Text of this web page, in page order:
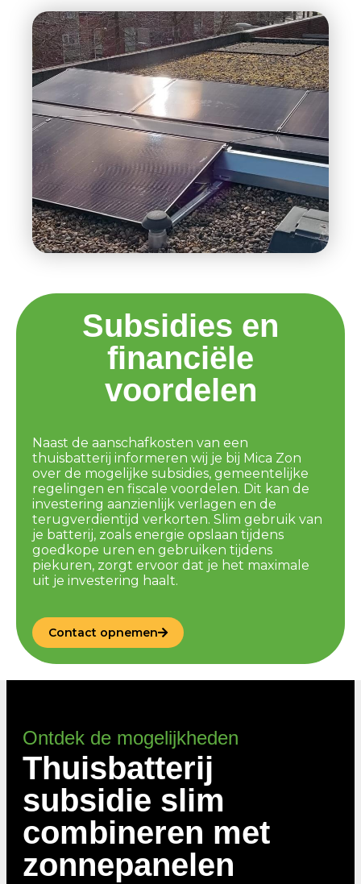
Subsidies en
financiële
voordelen
Naast de aanschafkosten van een
thuisbatterij informeren wij je bij Mica Zon
over de mogelijke subsidies, gemeentelijke
regelingen en fiscale voordelen. Dit kan de
investering aanzienlijk verlagen en de
terugverdientijd verkorten. Slim gebruik van
je batterij, zoals energie opslaan tijdens
goedkope uren en gebruiken tijdens
piekuren, zorgt ervoor dat je het maximale
uit je investering haalt.
Contact opnemen
Ontdek de mogelijkheden
Thuisbatterij
subsidie slim
combineren met
zonnepanelen